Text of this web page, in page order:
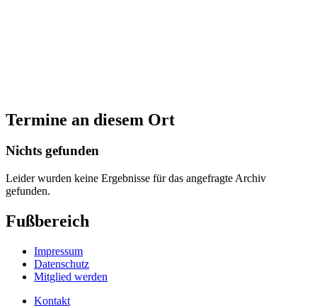
Termine an diesem Ort
Nichts gefunden
Leider wurden keine Ergebnisse für das angefragte Archiv
gefunden.
Fußbereich
Impressum
Datenschutz
Mitglied werden
Kontakt